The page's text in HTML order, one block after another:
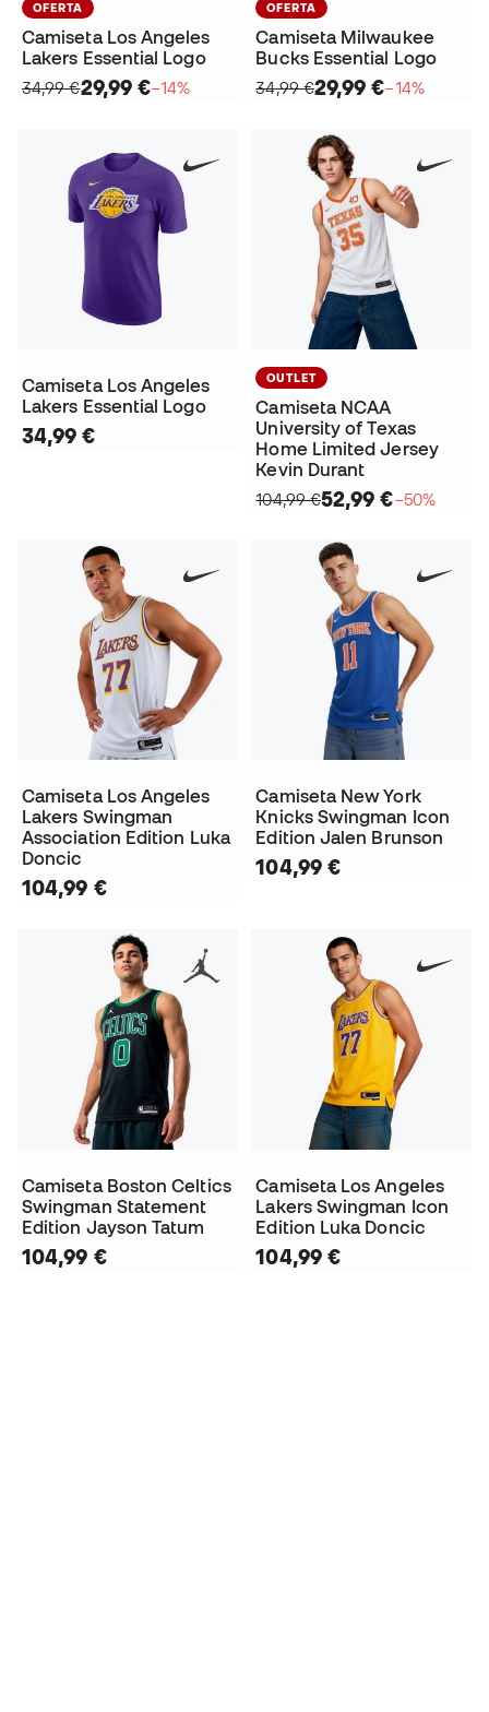
OFERTA
Camiseta Los Angeles
Lakers Essential Logo
34,99 €29,99 €−14%
OFERTA
Camiseta Milwaukee
Bucks Essential Logo
34,99 €29,99 €−14%
Camiseta Los Angeles
Lakers Essential Logo
34,99 €
OUTLET
Camiseta NCAA
University of Texas
Home Limited Jersey
Kevin Durant
104,99 €52,99 €−50%
Camiseta Los Angeles
Lakers Swingman
Association Edition Luka
Doncic
104,99 €
Camiseta New York
Knicks Swingman Icon
Edition Jalen Brunson
104,99 €
Camiseta Boston Celtics
Swingman Statement
Edition Jayson Tatum
104,99 €
Camiseta Los Angeles
Lakers Swingman Icon
Edition Luka Doncic
104,99 €